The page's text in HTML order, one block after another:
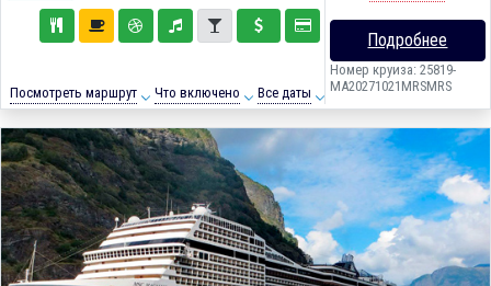
Посмотреть маршрут Что включено Все даты
Подробнее
Номер круиза: 25819-
MA20271021MRSMRS